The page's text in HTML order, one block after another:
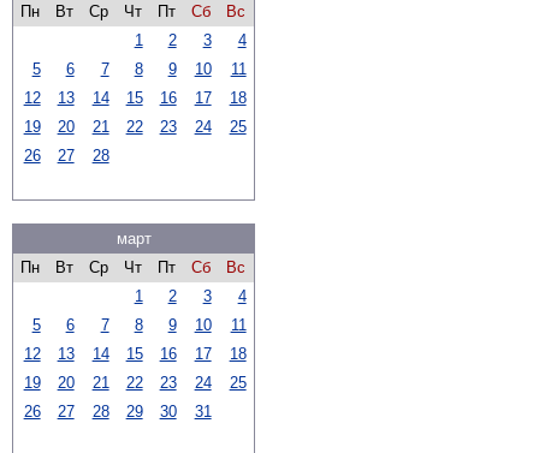
Пн
Вт Ср Чт Пт Сб
Вс
1
2 3
4
5
6 7 8 9 10
11
12
13 14 15 16 17
18
19
20 21 22 23 24
25
26
27 28
март
Пн
Вт Ср Чт Пт Сб
Вс
1
2 3
4
5
6 7 8 9 10
11
12
13 14 15 16 17
18
19
20 21 22 23 24
25
26
27 28 29 30 31